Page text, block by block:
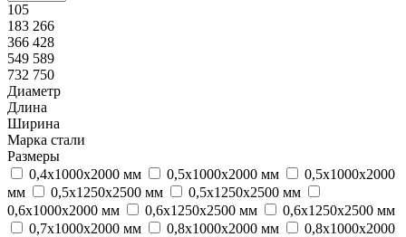
105
183 266
366 428
549 589
732 750
Диаметр
Длина
Ширина
Марка стали
Размеры
0,4х1000х2000 мм
0,5х1000х2000 мм
0,5х1000х2000
мм
0,5х1250х2500 мм
0,5х1250х2500 мм
0,6х1000х2000 мм
0,6х1250х2500 мм
0,6х1250х2500 мм
0,7х1000х2000 мм
0,8х1000х2000 мм
0,8х1000х2000